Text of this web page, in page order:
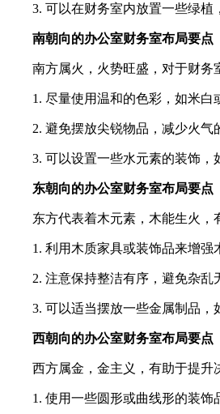
3. 可以在财务室内放置一些绿植
南朝向的办公室财务室布局要点
南方属火，火势旺盛，对于财务
1. 尽量使用温和的色彩，如米白
2. 避免摆放尖锐物品，减少火气
3. 可以设置一些水元素的装饰，
东朝向的办公室财务室布局要点
东方代表着木元素，木能生火，
1. 利用木质家具或装饰品来增强
2. 注意保持整洁有序，避免杂乱
3. 可以适当摆放一些金属制品，
西朝向的办公室财务室布局要点
西方属金，金主义，有助于提升
1. 使用一些圆形或曲线形的装饰